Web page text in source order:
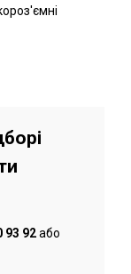
93 92або